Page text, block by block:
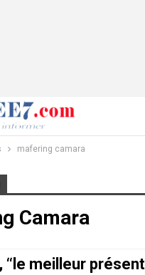
mafering camara
Camara
‘‘le meilleur